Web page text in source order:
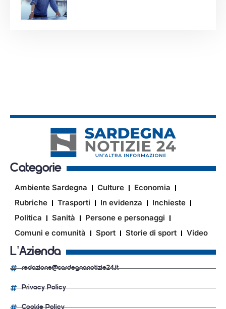
Categorie
Ambiente Sardegna Culture
Economia
Rubriche
Trasporti In evidenza
Inchieste
Politica
Sanità
Persone e personaggi
Comuni e comunità
Sport Storie di sport Video
L'Azienda
redazione@sardegnanotizie24.it
Privacy Policy
Cookie Policy